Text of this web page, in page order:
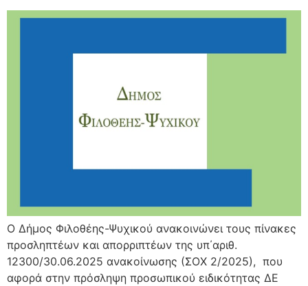
Ο Δήμος Φιλοθέης-Ψυχικού ανακοινώνει τους πίνακες
προσληπτέων και απορριπτέων της υπ΄αριθ.
12300/30.06.2025 ανακοίνωσης (ΣΟΧ 2/2025), που
αφορά στην πρόσληψη προσωπικού ειδικότητας ΔΕ